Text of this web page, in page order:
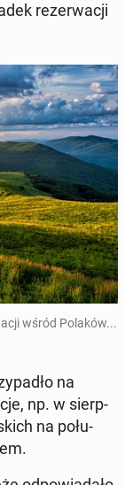
re­zer­wa­cji
wśród Polaków...
na
np. w sierp­
na po­łu­